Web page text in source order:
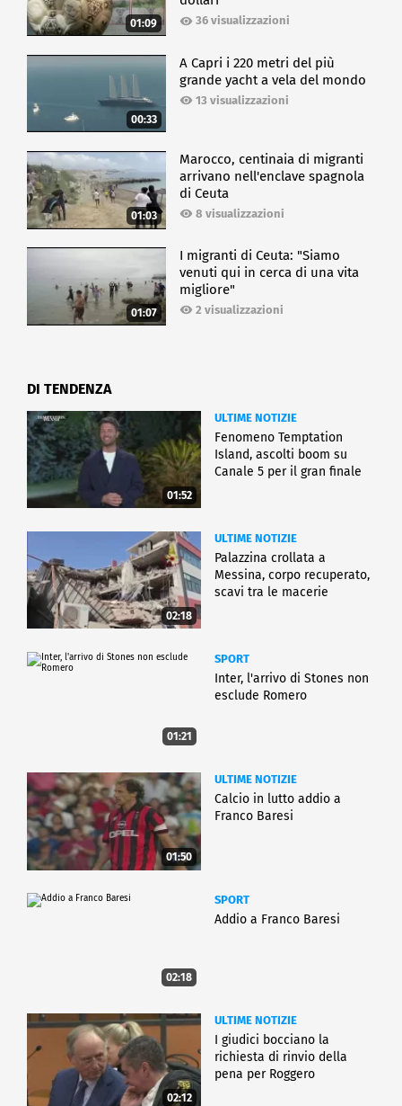
01:09 36 visualizzazioni
00:33
A Capri i 220 metri del più
grande yacht a vela del mondo
13 visualizzazioni
01:03
Marocco, centinaia di migranti
arrivano nell'enclave spagnola
di Ceuta
8 visualizzazioni
01:07
I migranti di Ceuta: "Siamo
venuti qui in cerca di una vita
migliore"
2 visualizzazioni
DI TENDENZA
01:52
ULTIME NOTIZIE
Fenomeno Temptation
Island, ascolti boom su
Canale 5 per il gran finale
02:18
ULTIME NOTIZIE
Palazzina crollata a
Messina, corpo recuperato,
scavi tra le macerie
01:21
SPORT
Inter, l'arrivo di Stones non
esclude Romero
01:50
ULTIME NOTIZIE
Calcio in lutto addio a
Franco Baresi
02:18
SPORT
Addio a Franco Baresi
02:12
ULTIME NOTIZIE
I giudici bocciano la
richiesta di rinvio della
pena per Roggero